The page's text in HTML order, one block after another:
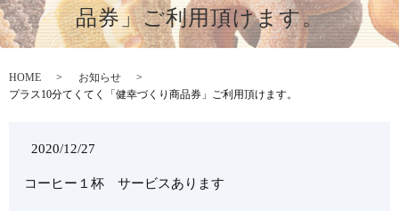
品券」ご利用頂けます。
HOME
お知らせ
プラス10分てくてく「健幸づくり商品券」ご利用頂けます。
2020/12/27
コーヒー１杯 サービスあります